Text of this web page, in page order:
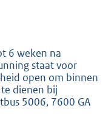
6 weken na
staat voor
open om binnen
dienen bij
5006, 7600 GA